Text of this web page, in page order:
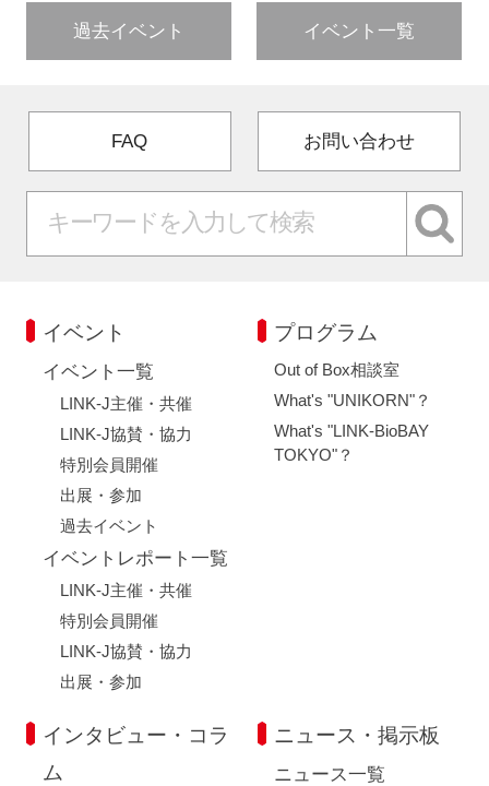
過去イベント イベント一覧
FAQ お問い合わせ
イベント
イベント一覧
LINK-J主催・共催
LINK-J協賛・協力
特別会員開催
出展・参加
過去イベント
イベントレポート一覧
LINK-J主催・共催
特別会員開催
LINK-J協賛・協力
出展・参加
プログラム
Out of Box相談室
What's "UNIKORN"？
What's "LINK-BioBAY
TOKYO"？
インタビュー・コラ
ム
ニュース・掲示板
ニュース一覧